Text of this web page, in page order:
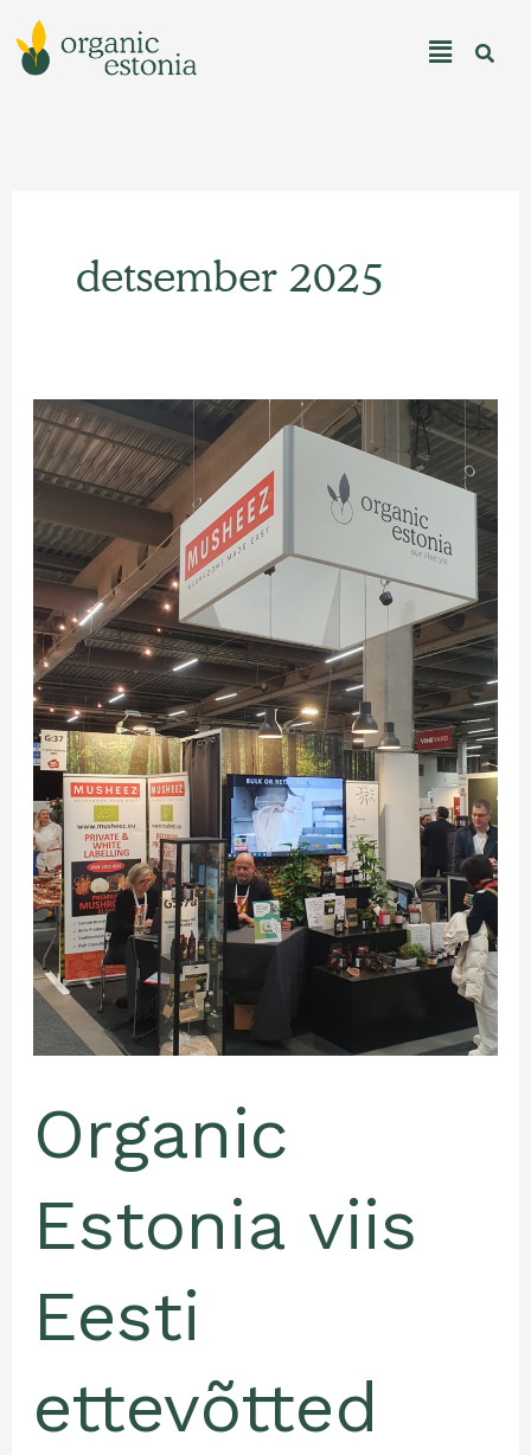
Skip
to
content
Main
detsember 2025
Organic
Estonia viis
Eesti
ettevõtted
Organic
Estonia
viis
ettevõtted
Nordic
Organic
Expo
messile